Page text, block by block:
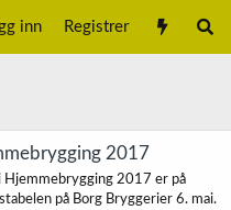
inn Registrer
2017
2017 er på
på Borg Bryggerier 6. mai.